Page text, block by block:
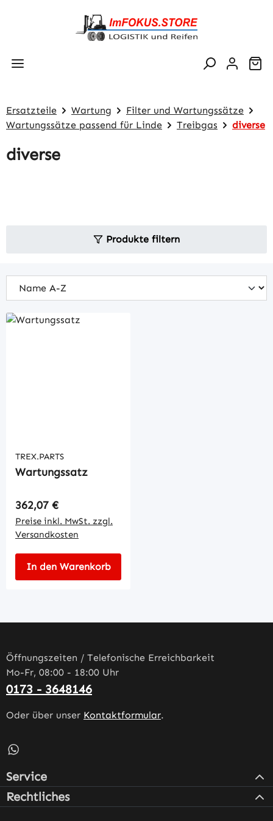
Zum Hauptinhalt springen
Ersatzteile Wartung
Filter und Wartungssätze
Wartungssätze passend für Linde
Treibgas diverse
diverse
Produkte filtern
TREX.PARTS
Wartungssatz
Regulärer Preis:
362,07 €
Preise inkl. MwSt. zzgl.
Versandkosten
In den Warenkorb
Öffnungszeiten / Telefonische Erreichbarkeit
Mo-Fr, 08:00 - 18:00 Uhr
0173 - 3648146
Oder über unser Kontaktformular.
Schreib uns auf WhatsApp – öffnet in neuem Tab
Service
Rechtliches